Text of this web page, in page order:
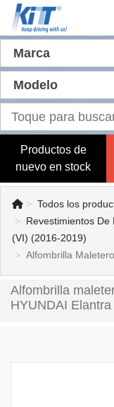
Marca
Modelo
Productos de
nuevo en stock
Todos los
Revestimientos De
(VI) (2016-2019)
Alfombrilla Maletero
Alfombrilla
HYUNDAI